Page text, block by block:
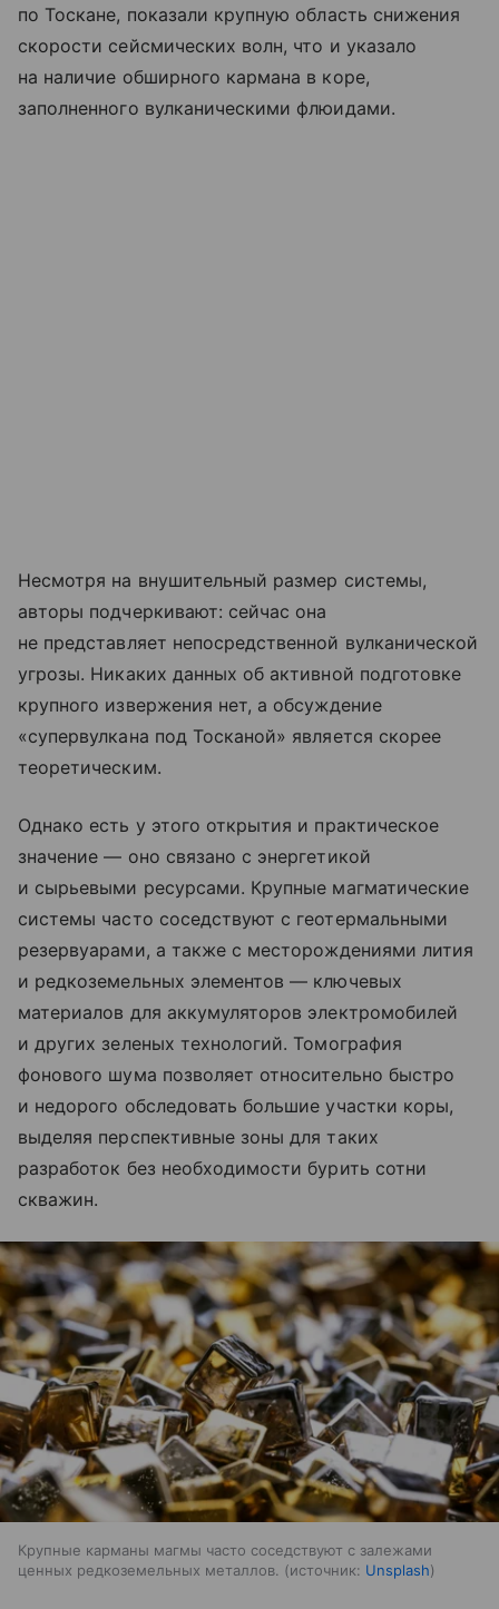
по Тоскане, показали крупную область снижения
скорости сейсмических волн, что и указало
на наличие обширного кармана в коре,
заполненного вулканическими флюидами.
Несмотря на внушительный размер системы,
авторы подчеркивают: сейчас она
не представляет непосредственной вулканической
угрозы. Никаких данных об активной подготовке
крупного извержения нет, а обсуждение
«супервулкана под Тосканой» является скорее
теоретическим.
Однако есть у этого открытия и практическое
значение — оно связано с энергетикой
и сырьевыми ресурсами. Крупные магматические
системы часто соседствуют с геотермальными
резервуарами, а также с месторождениями лития
и редкоземельных элементов — ключевых
материалов для аккумуляторов электромобилей
и других зеленых технологий. Томография
фонового шума позволяет относительно быстро
и недорого обследовать большие участки коры,
выделяя перспективные зоны для таких
разработок без необходимости бурить сотни
скважин.
Крупные карманы магмы часто соседствуют с залежами
ценных редкоземельных металлов.
источник: Unsplash